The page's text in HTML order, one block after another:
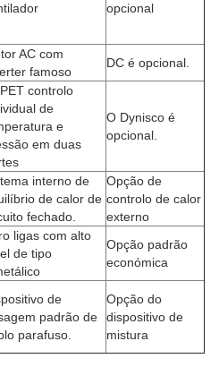
opcional
AC com
famoso
DC é opcional.
controlo
de
e
em duas
O Dynisco é
opcional.
interno de
de calor de
fechado.
Opção de
controlo de calor
externo
ligas com alto
de tipo
Opção padrão
económica
de
padrão de
parafuso.
Opção do
dispositivo de
mistura